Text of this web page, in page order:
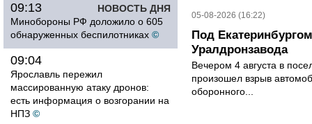
НОВОСТЬ ДНЯ
09:13
Минобороны РФ доложило о 605
обнаруженных беспилотниках ©
09:04
Ярославль пережил
массированную атаку дронов:
есть информация о возгорании на
НПЗ ©
05-08-2026 (16:22)
Под
Уралдронзавода
Вечером 4 августа в
произошел взрыв
оборонного...